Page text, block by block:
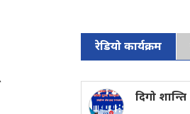
रेडियो कार्यक्रम
दिगो शान्ति